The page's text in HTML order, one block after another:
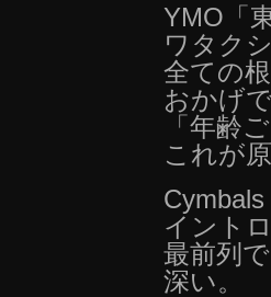
YMO「
ワタク
全ての
おかげ
「年齢
これが
イント
最前列
深い。